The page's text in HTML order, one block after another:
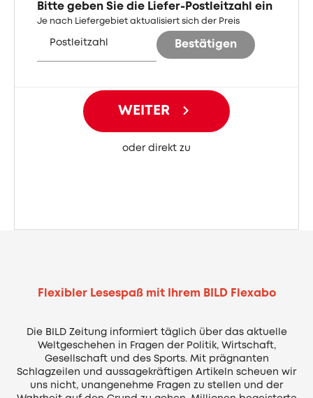
Bitte geben Sie die Liefer-Postleitzahl ein
Je nach Liefergebiet aktualisiert sich der Preis
Postleitzahl Bestätigen
WEITER
oder direkt zu
Flexibler Lesespaß mit Ihrem BILD Flexabo
Die BILD Zeitung informiert täglich über das aktuelle
Weltgeschehen in Fragen der Politik, Wirtschaft,
Gesellschaft und des Sports. Mit prägnanten
Schlagzeilen und aussagekräftigen Artikeln scheuen wir
uns nicht, unangenehme Fragen zu stellen und der